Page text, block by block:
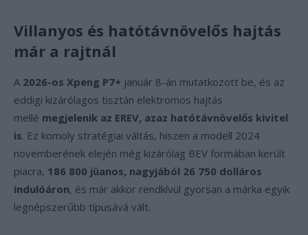
Villanyos és hatótávnövelős hajtás
már a rajtnál
A 2026-os Xpeng P7+ január 8-án mutatkozott be, és az
eddigi kizárólagos tisztán elektromos hajtás
mellé megjelenik az EREV, azaz hatótávnövelős kivitel
is. Ez komoly stratégiai váltás, hiszen a modell 2024
novemberének elején még kizárólag BEV formában került
piacra, 186 800 jüanos, nagyjából 26 750 dolláros
indulóáron, és már akkor rendkívül gyorsan a márka egyik
legnépszerűbb típusává vált.